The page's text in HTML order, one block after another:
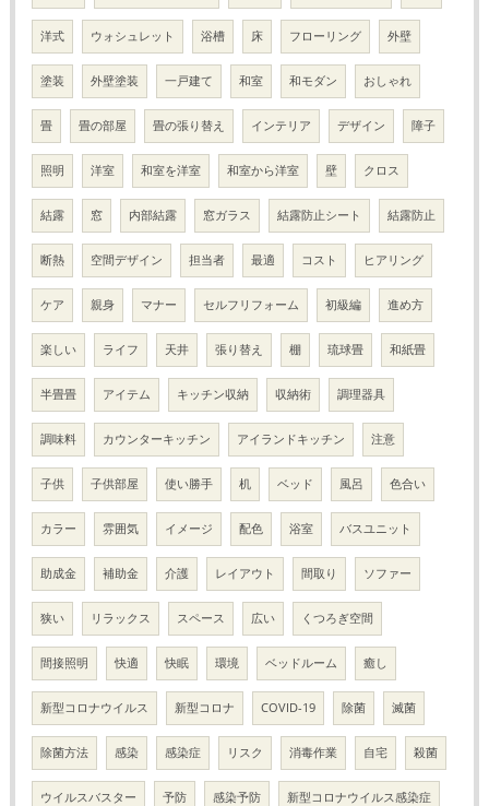
洋式 ウォシュレット 浴槽 床 フローリング 外壁
塗装 外壁塗装 一戸建て 和室 和モダン おしゃれ
畳 畳の部屋 畳の張り替え インテリア デザイン 障子
照明 洋室 和室を洋室 和室から洋室 壁 クロス
結露 窓 内部結露 窓ガラス 結露防止シート 結露防止
断熱 空間デザイン 担当者 最適 コスト ヒアリング
ケア 親身 マナー セルフリフォーム 初級編 進め方
楽しい ライフ 天井 張り替え 棚 琉球畳 和紙畳
半畳畳 アイテム キッチン収納 収納術 調理器具
調味料 カウンターキッチン アイランドキッチン 注意
子供 子供部屋 使い勝手 机 ベッド 風呂 色合い
カラー 雰囲気 イメージ 配色 浴室 バスユニット
助成金 補助金 介護 レイアウト 間取り ソファー
狭い リラックス スペース 広い くつろぎ空間
間接照明 快適 快眠 環境 ベッドルーム 癒し
新型コロナウイルス 新型コロナ COVID-19 除菌 滅菌
除菌方法 感染 感染症 リスク 消毒作業 自宅 殺菌
ウイルスバスター 予防 感染予防 新型コロナウイルス感染症